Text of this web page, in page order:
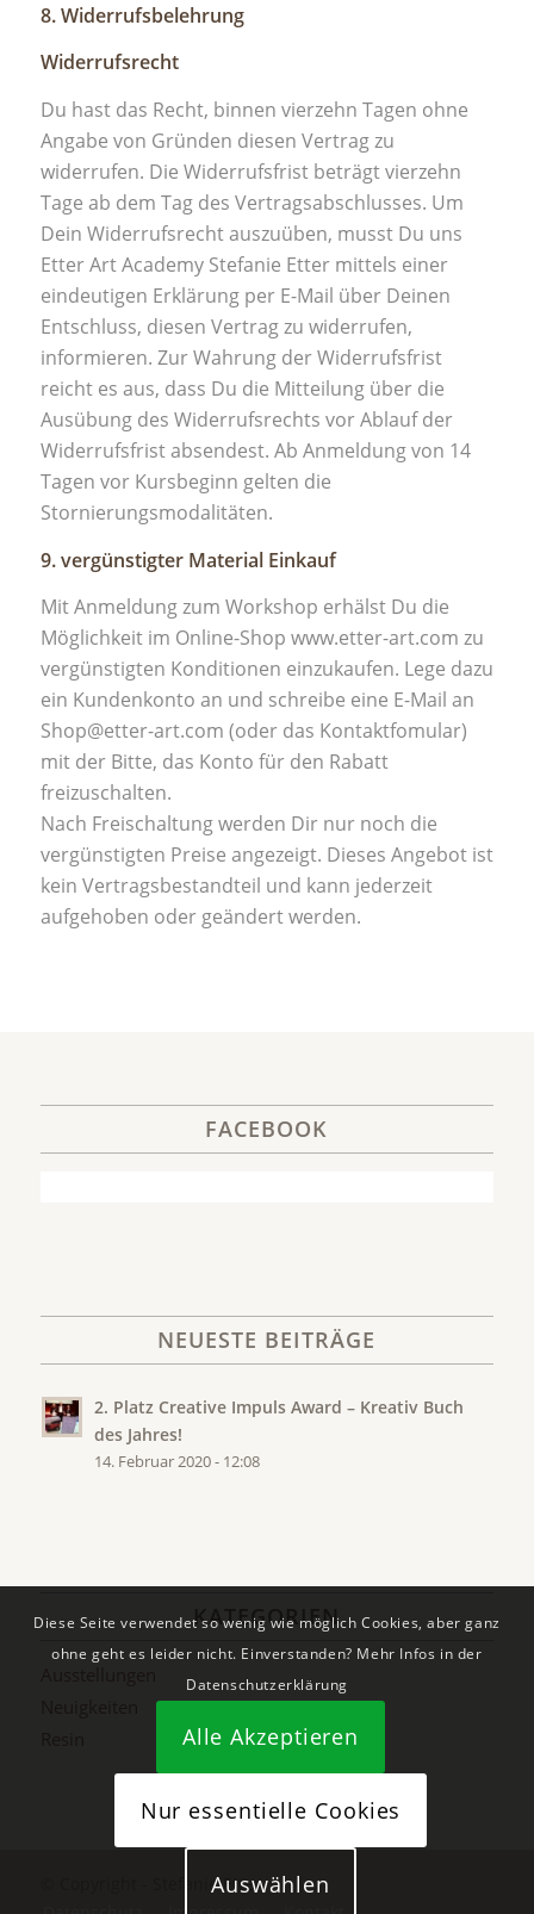
8. Widerrufsbelehrung
Widerrufsrecht
Du hast das Recht, binnen vierzehn Tagen ohne
Angabe von Gründen diesen Vertrag zu
widerrufen. Die Widerrufsfrist beträgt vierzehn
Tage ab dem Tag des Vertragsabschlusses. Um
Dein Widerrufsrecht auszuüben, musst Du uns
Etter Art Academy Stefanie Etter mittels einer
eindeutigen Erklärung per E-Mail über Deinen
Entschluss, diesen Vertrag zu widerrufen,
informieren. Zur Wahrung der Widerrufsfrist
reicht es aus, dass Du die Mitteilung über die
Ausübung des Widerrufsrechts vor Ablauf der
Widerrufsfrist absendest. Ab Anmeldung von 14
Tagen vor Kursbeginn gelten die
Stornierungsmodalitäten.
9. vergünstigter Material Einkauf
Mit Anmeldung zum Workshop erhälst Du die
Möglichkeit im Online-Shop www.etter-art.com zu
vergünstigten Konditionen einzukaufen. Lege dazu
ein Kundenkonto an und schreibe eine E-Mail an
Shop@etter-art.com (oder das Kontaktfomular)
mit der Bitte, das Konto für den Rabatt
freizuschalten.
Nach Freischaltung werden Dir nur noch die
vergünstigten Preise angezeigt. Dieses Angebot ist
kein Vertragsbestandteil und kann jederzeit
aufgehoben oder geändert werden.
FACEBOOK
NEUESTE BEITRÄGE
2. Platz Creative Impuls Award – Kreativ Buch
des Jahres!
14. Februar 2020 - 12:08
KATEGORIEN
© Copyright - Stefanie Etter
Diese Seite verwendet so wenig wie möglich Cookies, aber ganz
ohne geht es leider nicht. Einverstanden? Mehr Infos in der
Datenschutzerklärung
Alle Akzeptieren
Nur essentielle Cookies
Auswählen